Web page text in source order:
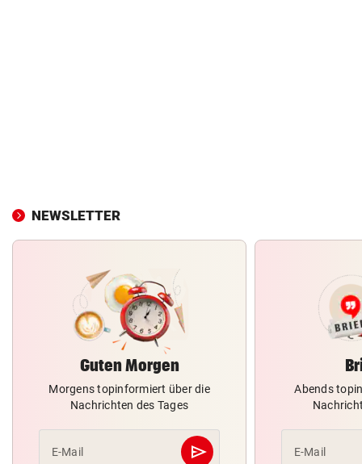
NEWSLETTER
Guten Morgen
Morgens topinformiert über die
Nachrichten des Tages
E-Mail send
Abschicken
Abends
E-Mail